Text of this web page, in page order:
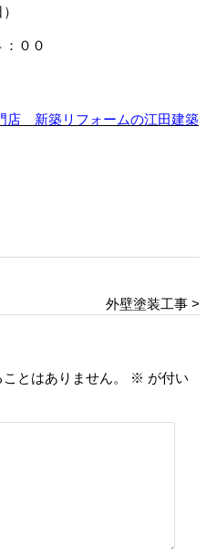
）
００
店 新築リフォームの江田建築
外壁塗装工事 >
とはありません。 ※ が付い